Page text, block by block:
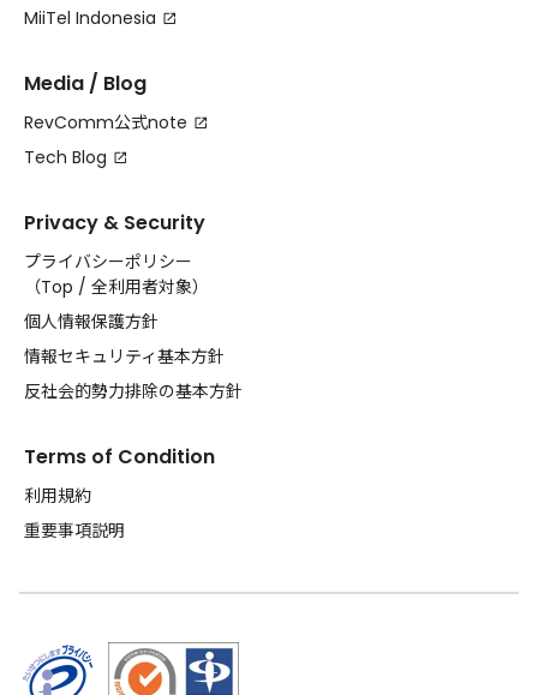
MiiTel Indonesia
Media / Blog
RevComm公式note
Tech Blog
Privacy & Security
プライバシーポリシー
（Top / 全利用者対象）
個人情報保護方針
情報セキュリティ基本方針
反社会的勢力排除の基本方針
Terms of Condition
利用規約
重要事項説明